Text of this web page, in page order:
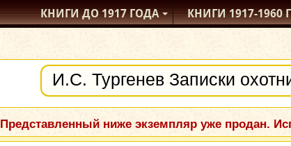
КНИГИ ДО 1917ГОДА КНИГИ1917-1960
Представленный ниже экземпляр уже продан.